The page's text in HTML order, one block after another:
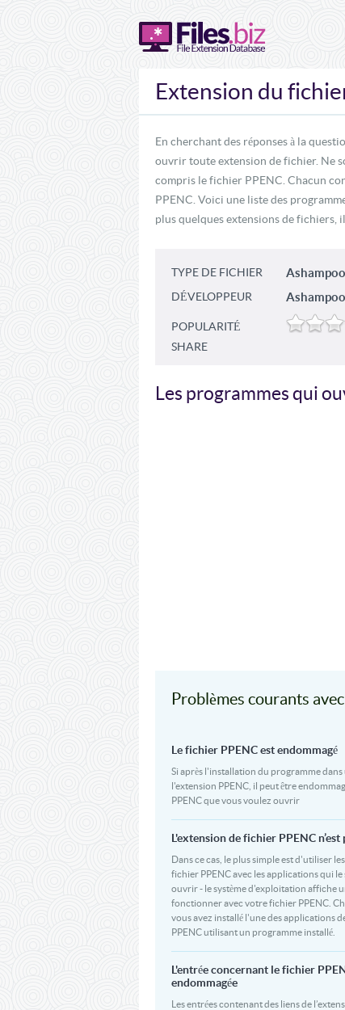
Extension du
En cherchant des réponses à la
ouvrir toute extension de fichier. Ne
compris le fichier PPENC. Chacun
PPENC. Voici une liste des
plus quelques extensions de fichiers,
TYPE DE FICHIER
DÉVELOPPEUR
POPULARITÉ
SHARE
Les programmes qui
Problèmes courants
Le fichier PPENC est endommagé
Si après l'installation du programme
l'extension PPENC, il peut être
PPENC que vous voulez ouvrir
L'extension de fichier PPENC
Dans ce cas, le plus simple est d'utiliser
fichier PPENC avec les applications qui
ouvrir - le système d'exploitation affiche
fonctionner avec votre fichier PPENC.
vous avez installé l'une des applications
PPENC utilisant un programme installé.
L'entrée concernant le fichier
endommagée
Les entrées contenant des liens de